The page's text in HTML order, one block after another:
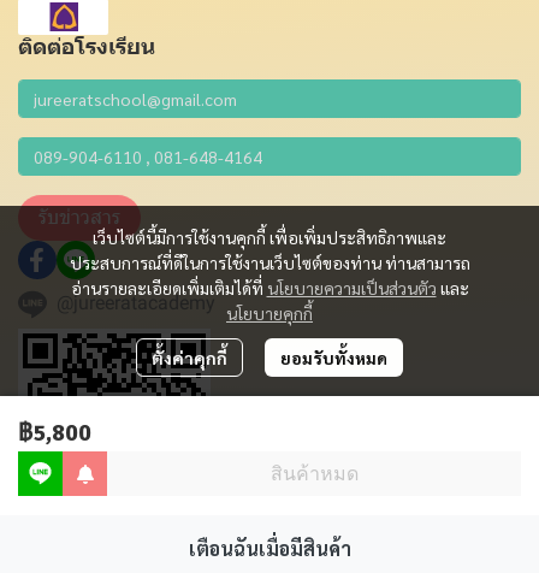
฿5,800
สินค้าหมด
เตือนฉันเมื่อมีสินค้า
เว็บไซต์นี้มีการใช้งานคุกกี้ เพื่อเพิ่มประสิทธิภาพและ
ประสบการณ์ที่ดีในการใช้งานเว็บไซต์ของท่าน ท่านสามารถ
อ่านรายละเอียดเพิ่มเติมได้ที่ นโยบายความเป็นส่วนตัว และ
นโยบายคุกกี้
ตั้งค่าคุกกี้ ยอมรับทั้งหมด
ติดต่อโรงเรียน
รับข่าวสาร
@jureeratacademy